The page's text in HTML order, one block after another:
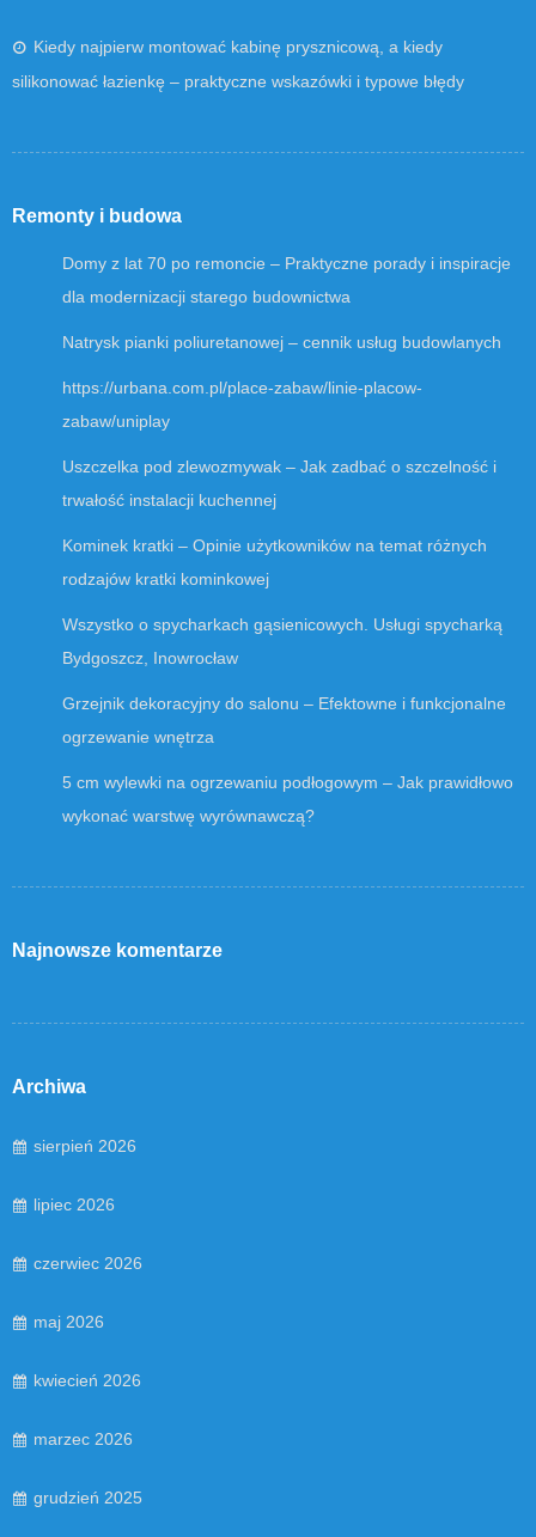
Kiedy najpierw montować kabinę prysznicową, a kiedy
silikonować łazienkę – praktyczne wskazówki i typowe błędy
Remonty i budowa
Domy z lat 70 po remoncie – Praktyczne porady i inspiracje
dla modernizacji starego budownictwa
Natrysk pianki poliuretanowej – cennik usług budowlanych
https://urbana.com.pl/place-zabaw/linie-placow-
zabaw/uniplay
Uszczelka pod zlewozmywak – Jak zadbać o szczelność i
trwałość instalacji kuchennej
Kominek kratki – Opinie użytkowników na temat różnych
rodzajów kratki kominkowej
Wszystko o spycharkach gąsienicowych. Usługi spycharką
Bydgoszcz, Inowrocław
Grzejnik dekoracyjny do salonu – Efektowne i funkcjonalne
ogrzewanie wnętrza
5 cm wylewki na ogrzewaniu podłogowym – Jak prawidłowo
wykonać warstwę wyrównawczą?
Najnowsze komentarze
Archiwa
sierpień 2026
lipiec 2026
czerwiec 2026
maj 2026
kwiecień 2026
marzec 2026
grudzień 2025